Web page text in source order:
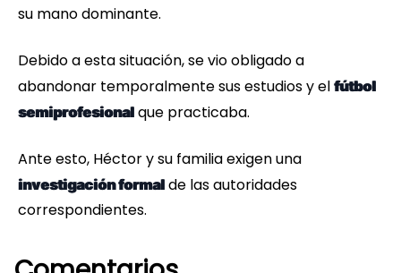
su mano dominante.
Debido a esta situación, se vio obligado a
abandonar temporalmente sus estudios y el fútbol
semiprofesional que practicaba.
Ante esto, Héctor y su familia exigen una
investigación formal de las autoridades
correspondientes.